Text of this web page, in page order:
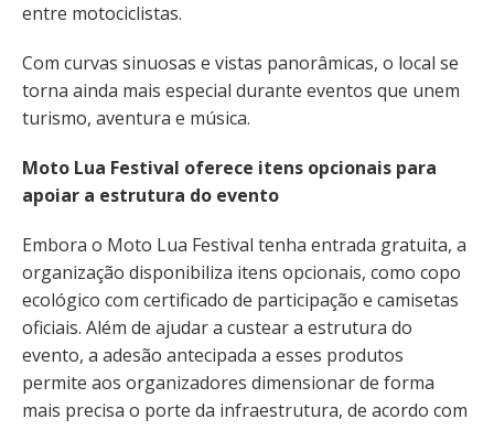
entre motociclistas.
Com curvas sinuosas e vistas panorâmicas, o local se
torna ainda mais especial durante eventos que unem
turismo, aventura e música.
Moto Lua Festival oferece itens opcionais para
apoiar a estrutura do evento
Embora o Moto Lua Festival tenha entrada gratuita, a
organização disponibiliza itens opcionais, como copo
ecológico com certificado de participação e camisetas
oficiais. Além de ajudar a custear a estrutura do
evento, a adesão antecipada a esses produtos
permite aos organizadores dimensionar de forma
mais precisa o porte da infraestrutura, de acordo com